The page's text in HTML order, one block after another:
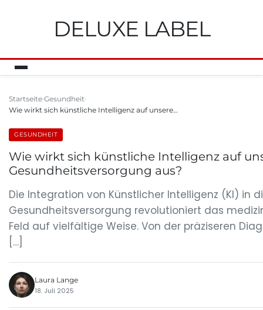
DELUXE LABEL
Startseite Gesundheit
Wie wirkt sich künstliche Intelligenz auf unsere…
GESUNDHEIT
Wie wirkt sich künstliche Intelligenz auf
Gesundheitsversorgung aus?
Die Integration von Künstlicher Intelligenz (KI) in
Gesundheitsversorgung revolutioniert das
Feld auf vielfältige Weise. Von der präziseren
[…]
Laura Lange
18. Juli 2025